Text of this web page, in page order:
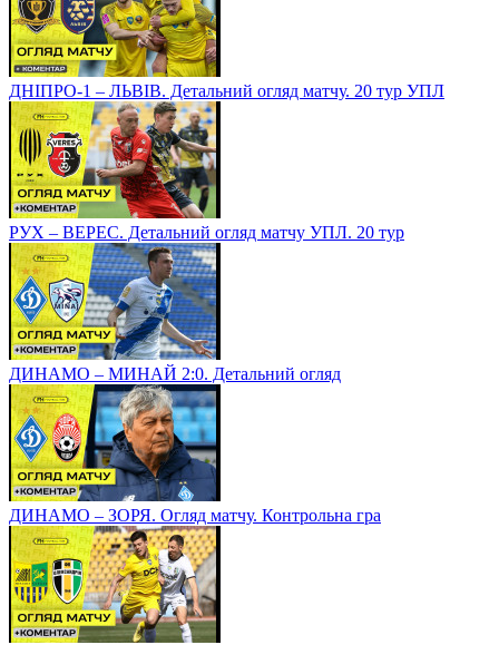
ДНІПРО-1 – ЛЬВІВ. Детальний огляд матчу. 20 тур УПЛ
РУХ – ВЕРЕС. Детальний огляд матчу УПЛ. 20 тур
ДИНАМО – МИНАЙ 2:0. Детальний огляд
ДИНАМО – ЗОРЯ. Огляд матчу. Контрольна гра